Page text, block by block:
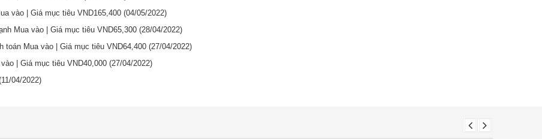
vào | Giá mục tiêu VND165,400 (04/05/2022)
Mua vào | Giá mục tiêu VND65,300 (28/04/2022)
toán Mua vào | Giá mục tiêu VND64,400 (27/04/2022)
| Giá mục tiêu VND40,000 (27/04/2022)
04/2022)